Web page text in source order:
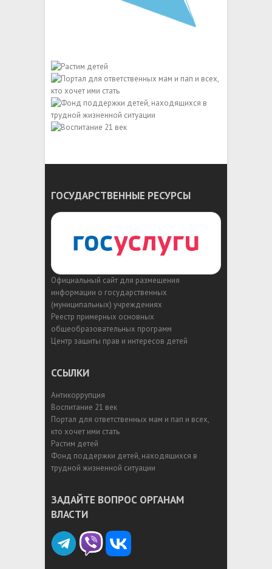
ГОСУДАРСТВЕННЫЕ РЕСУРСЫ
Официальный сайт для размещения
информации о государственных
(муниципальных) учреждениях
Реестр примерных основных
общеобразовательных программ
Центр защиты прав и интересов детей
ССЫЛКИ
Антикоррупция
Воспитание 21 век
Портал для ответственных мам и пап и всех,
кто хочет ими стать
Растим детей
Фонд поддержки детей, находящихся в
трудной жизненной ситуации
ЗАДАЙТЕ ВОПРОС ОРГАНАМ
ВЛАСТИ